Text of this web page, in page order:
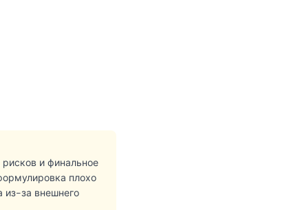
и финальное
плохо
из-за внешнего